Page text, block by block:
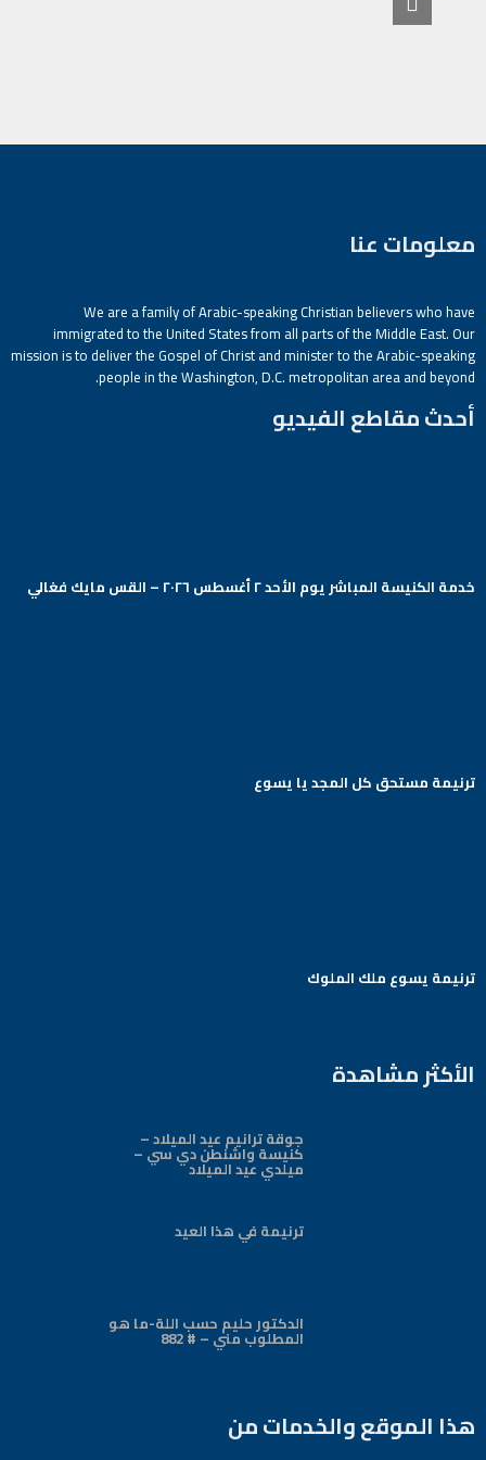
معلومات عنا
We are a family of Arabic-speaking Christian believers who have
immigrated to the United States from all parts of the Middle East. Our
mission is to deliver the Gospel of Christ and minister to the Arabic-speaking
people in the Washington, D.C. metropolitan area and beyond.
أحدث مقاطع الفيديو
خدمة الكنيسة المباشر يوم الأحد ٢ أغسطس ٢٠٢٦ – القس مايك فغالي
ترنيمة مستحق كل المجد يا يسوع
ترنيمة يسوع ملك الملوك
الأكثر مشاهدة
جوقة ترانيم عيد الميلاد –
كنيسة واشنطن دي سي –
ميلدي عيد الميلاد
ترنيمة في هذا العيد
الدكتور حليم حسب اللة-ما هو
المطلوب مني – # 882
هذا الموقع والخدمات من